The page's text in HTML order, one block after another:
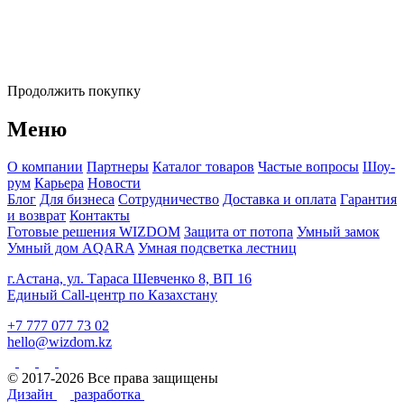
Продолжить покупку
Меню
О компании Партнеры Каталог товаров Частые вопросы Шоу-
рум Карьера Новости
Блог Для бизнеса Сотрудничество Доставка и оплата Гарантия
и возврат Контакты
Готовые решения WIZDOM Защита от потопа Умный замок
Умный дом AQARA Умная подсветка лестниц
г.Астана, ул. Тараса Шевченко 8, ВП 16
Единый Call-центр по Казахстану
+7 777 077 73 02
hello@wizdom.kz
© 2017-2026 Все права защищены
Дизайн
разработка